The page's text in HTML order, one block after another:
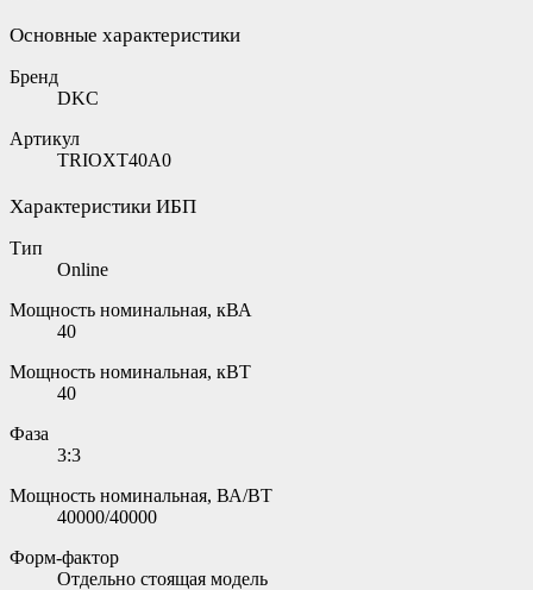
Основные характеристики
Бренд
DKC
Артикул
TRIOXT40A0
Характеристики ИБП
Тип
Online
Мощность номинальная, кВА
40
Мощность номинальная, кВТ
40
Фаза
3:3
Мощность номинальная, ВА/ВТ
40000/40000
Форм-фактор
Отдельно стоящая модель